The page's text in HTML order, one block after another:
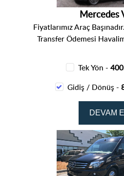
Mercedes
Fiyatlarımız Araç
Transfer Ödemesi
Tek Yön -
Gidiş / Dönüş -